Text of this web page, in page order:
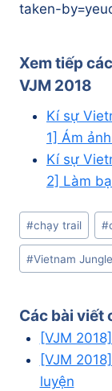
taken-
Xem tiếp
VJM 2018
Kí sự
1] Ám
Kí sự
2] Làm
Post
Tags:
#chạy trail #
#Vietnam
Các bài viết
[VJM
[VJM
luyện